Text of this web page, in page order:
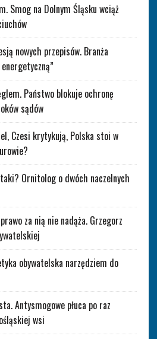
Smog na Dolnym Śląsku wciąż
nowych przepisów. Branża
Państwo blokuje ochronę
sądów
Czesi krytykują, Polska stoi w
Ornitolog o dwóch naczelnych
za nią nie nadąża. Grzegorz
obywatelska narzędziem do
Antysmogowe płuca po raz
wsi